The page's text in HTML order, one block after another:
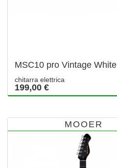
MSC10 pro Vintage White
chitarra elettrica
199,00 €
MOOER